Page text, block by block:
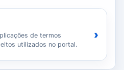
de termos
utilizados no portal.
›